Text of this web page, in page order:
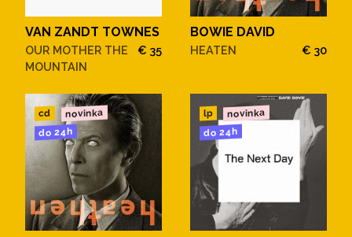
VAN ZANDT TOWNES
OUR MOTHER THE
MOUNTAIN
€ 35
BOWIE DAVID
HEATEN € 30
cd novinka
do 24h
lp novinka
do 24h